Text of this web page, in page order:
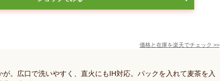
価格と在庫を楽天でチェック >>
。広口で洗いやすく、直火にもIH対応。パックを入れて麦茶を入